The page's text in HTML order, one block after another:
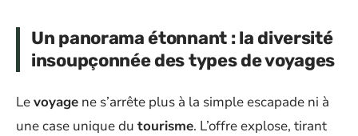
Un panorama étonnant : la diversité
insoupçonnée des types de voyages
Levoyage ne s’arrête plus à la simple escapade ni à
une case unique du tourisme. L’offre explose, tirant